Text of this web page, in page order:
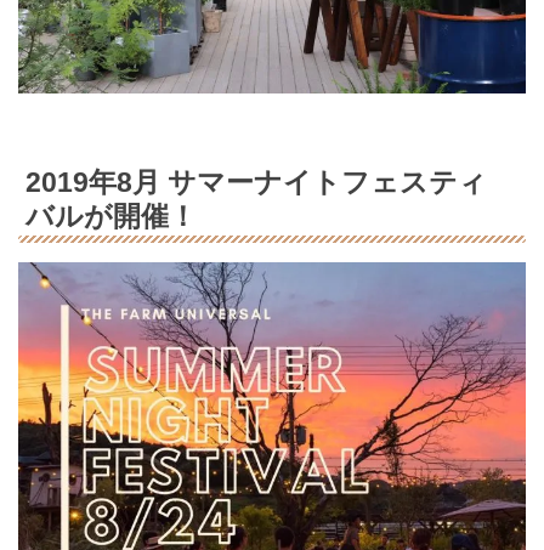
2019年8月 サマーナイトフェスティ
バルが開催！